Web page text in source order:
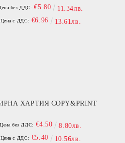
без ДДС: €5.80 11.34лв.
Цена с ДДС: €6.96 13.61лв.
ХАРТИЯ COPY&PRINT
Цена без ДДС: €4.50 8.80лв.
Цена с ДДС: €5.40 10.56лв.